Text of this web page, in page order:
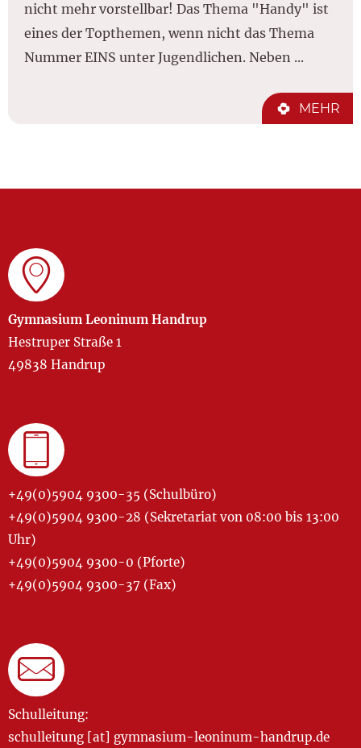
nicht mehr vorstellbar! Das Thema "Handy" ist
eines der Topthemen, wenn nicht das Thema
Nummer EINS unter Jugendlichen. Neben ...
MEHR
Gymnasium Leoninum Handrup
Hestruper Straße 1
49838 Handrup
+49(0)5904 9300-35 (Schulbüro)
+49(0)5904 9300-28 (Sekretariat von 08:00 bis 13:00
Uhr)
+49(0)5904 9300-0 (Pforte)
+49(0)5904 9300-37 (Fax)
Schulleitung:
schulleitung [at] gymnasium-leoninum-handrup.de